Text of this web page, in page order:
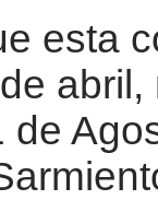
esta
de